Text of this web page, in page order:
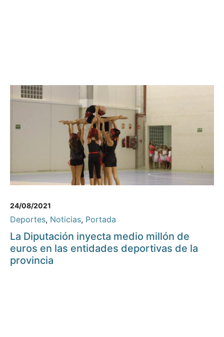
24/08/2021
Deportes, Noticias, Portada
La Diputación inyecta medio millón de
euros en las entidades deportivas de la
provincia